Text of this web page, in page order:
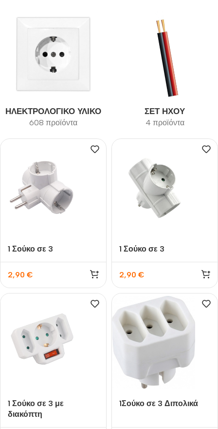
ΗΛΕΚΤΡΟΛΟΓΙΚΌ ΥΛΙΚΌ
608 προϊόντα
ΣΕΤ ΉΧΟΥ
4 προϊόντα
1 Σούκο σε 3
2,90 €
1 Σούκο σε 3
2,90 €
1 Σούκο σε 3 με
διακόπτη
1Σούκο σε 3 Διπολικά